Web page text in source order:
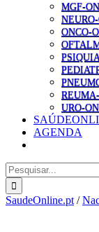
MGF-
ONCO-
URO-
AGENDA
Pesquisar
SaudeOnline.pt /